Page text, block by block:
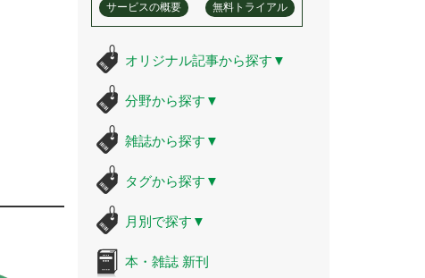
サービスの概要 無料トライアル
オリジナル記事から探す ▼
分野から探す ▼
雑誌から探す ▼
タグから探す ▼
月別で探す ▼
本・雑誌 新刊